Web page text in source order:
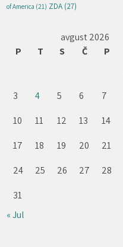
of America (21) ZDA (27)
avgust 2026
P
T S Č P
3
4 5 6 7
10
11 12 13 14
17
18 19 20 21
24
25 26 27 28
31
« Jul